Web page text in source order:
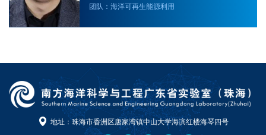
团队：海洋可再生能源利用
地址：珠海市香洲区唐家湾镇中山大学海滨红楼海琴四号